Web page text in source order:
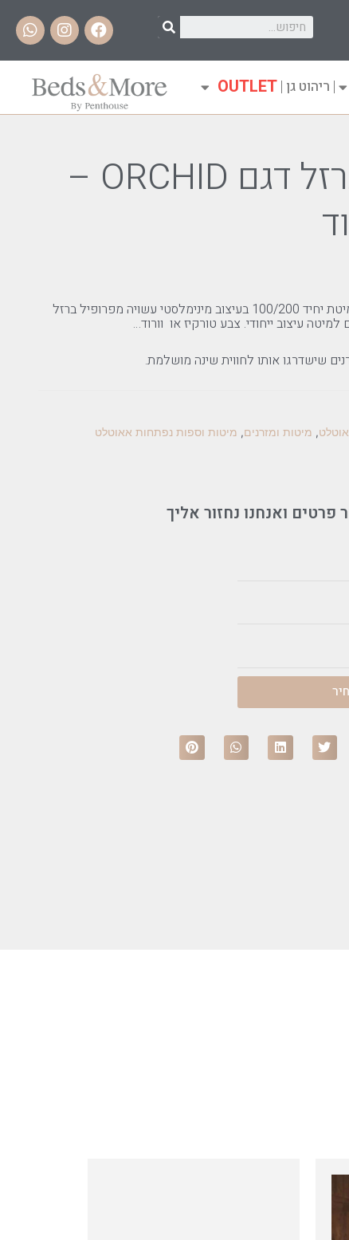
ריהוט גן OUTLET
מיטת יחיד ברזל דגם ORCHID –
חדר שינה לילד/ה שלכם מתחיל במיטת יחיד 100/200 בעיצוב מינימלסטי עשויה מפרופיל ברזל
עיצוב ייחודי. צבע טורקיז או וורוד…
שישדרגו אותו לחווית שינה מושלמת.
, מיטות ומזרנים, מיטות וספות נפתחות אאוטלט
ואנחנו נחזור אליך